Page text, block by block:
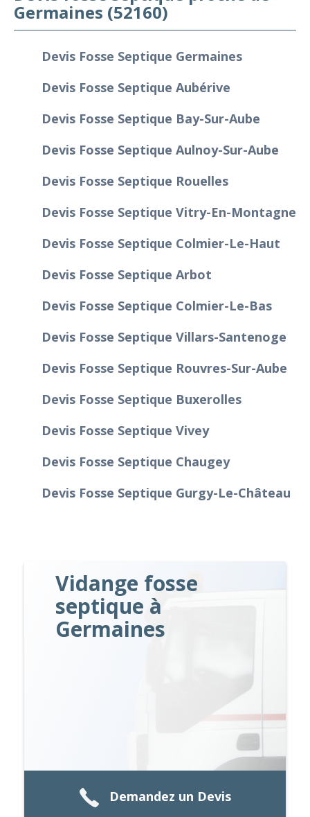
Germaines (52160)
Devis Fosse Septique Germaines
Devis Fosse Septique Aubérive
Devis Fosse Septique Bay-Sur-Aube
Devis Fosse Septique Aulnoy-Sur-Aube
Devis Fosse Septique Rouelles
Devis Fosse Septique Vitry-En-Montagne
Devis Fosse Septique Colmier-Le-Haut
Devis Fosse Septique Arbot
Devis Fosse Septique Colmier-Le-Bas
Devis Fosse Septique Villars-Santenoge
Devis Fosse Septique Rouvres-Sur-Aube
Devis Fosse Septique Buxerolles
Devis Fosse Septique Vivey
Devis Fosse Septique Chaugey
Devis Fosse Septique Gurgy-Le-Château
Vidange fosse
septique à
Germaines
Demandez un Devis